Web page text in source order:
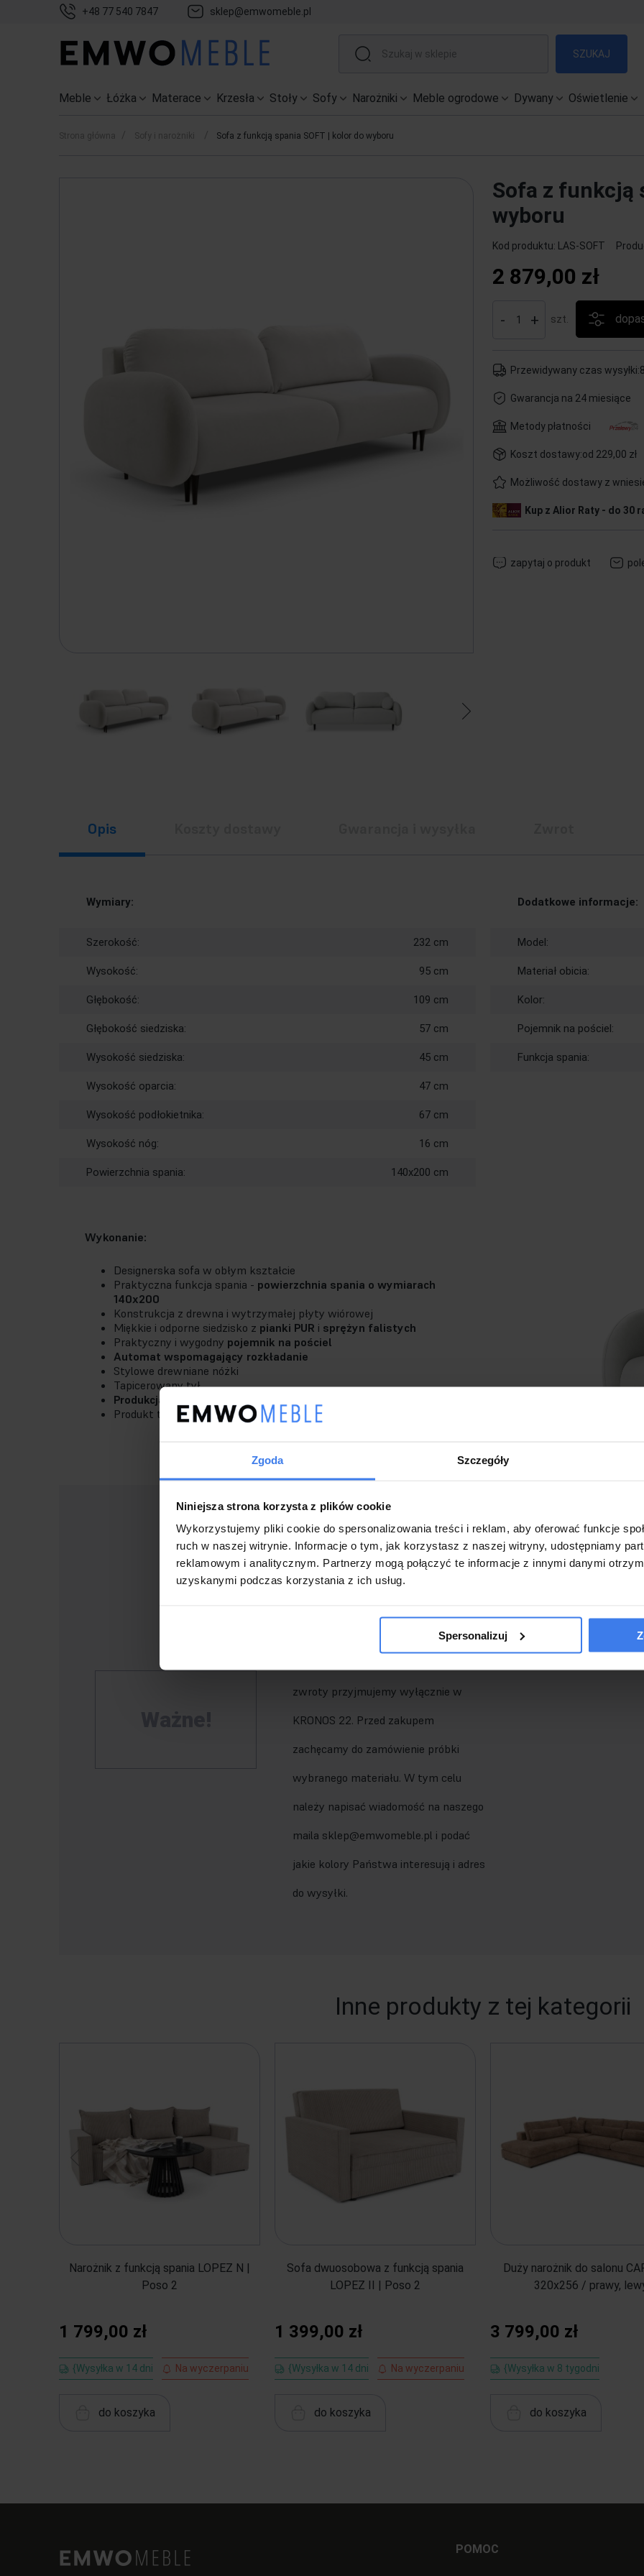
Zgoda Szczegóły
Niniejsza strona korzysta z plików cookie
Wykorzystujemy pliki cookie do spersonalizowania treści i reklam, aby oferować funkcje
ruch w naszej witrynie. Informacje o tym, jak korzystasz z naszej witryny, udostępniamy
reklamowym i analitycznym. Partnerzy mogą połączyć te informacje z innymi danymi
uzyskanymi podczas korzystania z ich usług.
Spersonalizuj
+48 77 540 7847 sklep@emwomeble.pl
SZUKAJ
Meble Łóżka Materace Krzesła Stoły Sofy Narożniki Meble ogrodowe Dywany Oświetlenie
Strona główna Sofy i narożniki Sofa z funkcją spania SOFT | kolor do wyboru
Sofa z funkcją
wyboru
Kod produktu: LAS-SOFT
2 879,00 zł
+
- szt.
Przewidywany czas wysyłki:
Gwarancja na 24 miesiące
Metody płatności
Koszt dostawy:od 229,00 zł
Możliwość dostawy z
Kup z Alior Raty - do 30
zapytaj o produkt
Opis
Wymiary:
Szerokość: 232 cm
Wysokość: 95 cm
Głębokość: 109 cm
Głębokość siedziska: 57 cm
Wysokość siedziska: 45 cm
Wysokość oparcia: 47 cm
Wysokość podłokietnika: 67 cm
Wysokość nóg: 16 cm
Powierzchnia spania: 140x200 cm
Dodatkowe informacje:
Model:
Materiał obicia:
Kolor:
Pojemnik na pościel:
Funkcja spania:
Wykonanie:
Designerska sofa w obłym kształcie
Praktyczna funkcja spania - powierzchnia spania o wymiarach
140x200
Konstrukcja z drewna i wytrzymałej płyty wiórowej
Miękkie i odporne siedzisko z pianki PUR i sprężyn falistych
Praktyczny i wygodny pojemnik na pościel
Automat wspomagający rozkładanie
Stylowe drewniane nóżki
Tapicerowany tył
Produkcja Polska
Produkt tworzony na indywidualne zamówienie
Produkt produkowany jest na
indywidualne zamówienie klienta.
. Umożliwiamy
zwroty przyjmujemy wyłącznie w
KRONOS 22. Przed zakupem
zachęcamy do zamówienie próbki
wybranego materiału. W tym celu
należy napisać wiadomość na naszego
maila sklep@emwomeble.pl i podać
jakie kolory Państwa interesują i adres
do wysyłki.
Inne produkty z tej kategorii
Narożnik z funkcją spania LOPEZ N |
Poso 2
1 799,00 zł
{Wysyłka w 14 dni Na wyczerpaniu
do koszyka
Sofa dwuosobowa z funkcją spania
LOPEZ II | Poso 2
1 399,00 zł
{Wysyłka w 14 dni Na wyczerpaniu
do koszyka
Duży narożnik do salonu
320x256 / prawy,
3 799,00 zł
{Wysyłka w 8 tygodni
do koszyka
POMOC